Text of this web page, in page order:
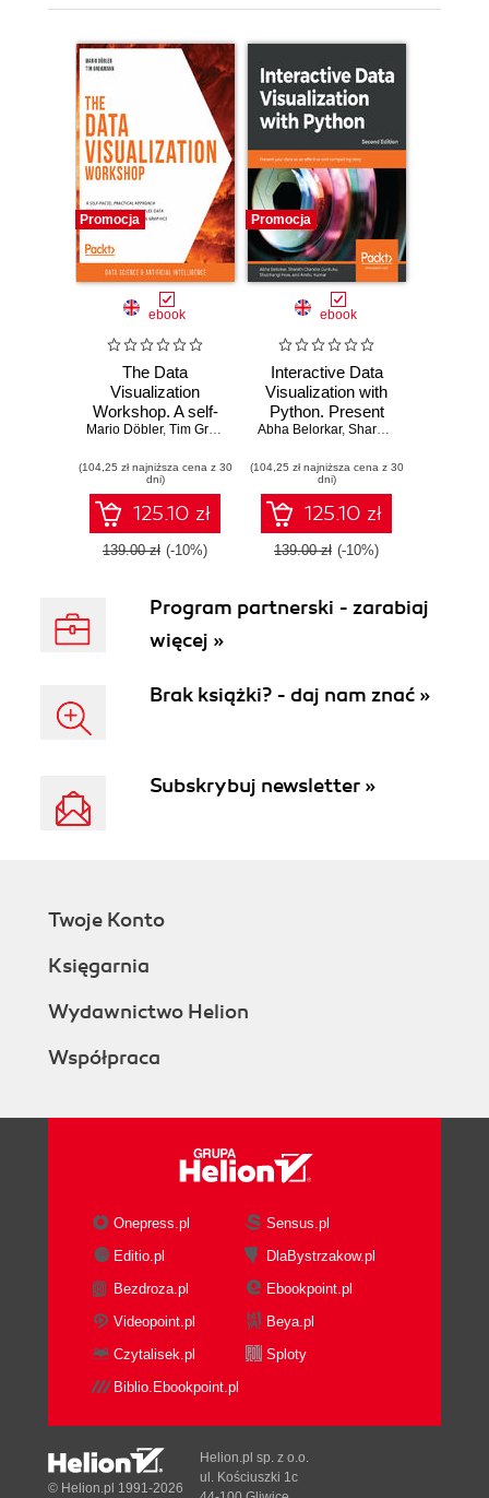
Promocja
ebook
The Data
Visualization
Workshop. A self-
paced, practical
transforming your
complex data into
compelling,
captivating
graphics
Mario Döbler, Tim Großmann ,Rohan Chikorde,Joshua Görner
(104,25 zł najniższa cena z 30
dni)
125.10 zł
139.00 zł (-10%)
Promocja
ebook
Interactive Data
Visualization with
Python. Present
your data as an
compelling story -
Second Edition
Abha Belorkar, Sharath Chandra Guntuku
(104,25 zł najniższa cena z 30
dni)
125.10 zł
139.00 zł (-10%)
Program partnerski - zarabiaj
więcej »
Brak książki? - daj nam znać »
Subskrybuj newsletter »
Twoje Konto
Księgarnia
Wydawnictwo Helion
Współpraca
Onepress.pl
Sensus.pl
Editio.pl
DlaBystrzakow.pl
Bezdroza.pl
Ebookpoint.pl
Videopoint.pl
Beya.pl
Czytalisek.pl
Sploty
Biblio.Ebookpoint.pl
© Helion.pl 1991-2026
Helion.pl sp. z o.o.
ul. Kościuszki 1c